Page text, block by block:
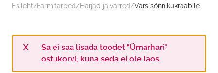
Esileht/Farmitarbed/Harjad ja varred/Vars sõnnikukraabile
Sa ei saa lisada toodet "Ümarhari"
ostukorvi, kuna seda ei ole laos.